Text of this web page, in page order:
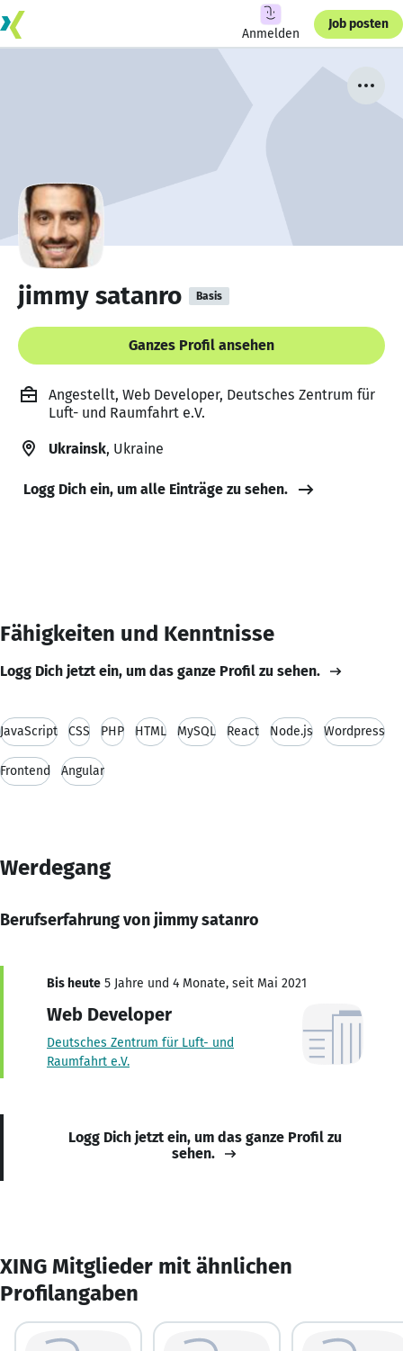
Anmelden
Job posten
jimmy satanro Basis
Ganzes Profil ansehen
Angestellt, Web Developer, Deutsches Zentrum für
Luft- und Raumfahrt e.V.
Ukrainsk, Ukraine
Logg Dich ein, um alle Einträge zu sehen.
Fähigkeiten und Kenntnisse
Logg Dich jetzt ein, um das ganze Profil zu sehen.
JavaScript CSS PHP HTML MySQL React Node.js Wordpress
Frontend Angular
Werdegang
Berufserfahrung von jimmy satanro
Bis heute 5 Jahre und 4 Monate, seit Mai 2021
Web Developer
Deutsches Zentrum für Luft- und
Raumfahrt e.V.
Logg Dich jetzt ein, um das ganze Profil zu
sehen.
XING Mitglieder mit ähnlichen
Profilangaben